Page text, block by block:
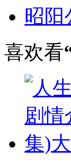
昭阳
喜欢看